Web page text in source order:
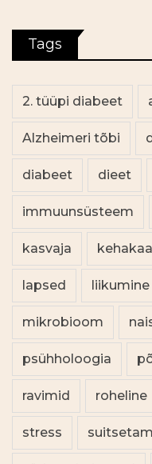
Tags
2. tüüpi diabeet
Alzheimeri tõbi
diabeet dieet
immuunsüsteem
kasvaja kehakaal
lapsed liikumine
mikrobioom
psühholoogia
ravimid roheline
stress